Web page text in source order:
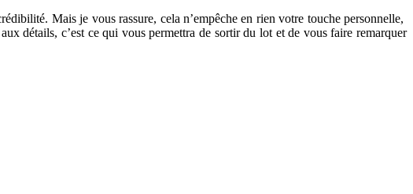
Mais je vous rassure, cela n’empêche en rien votre touche personnelle,
détails, c’est ce qui vous permettra de sortir du lot et de vous faire remarquer